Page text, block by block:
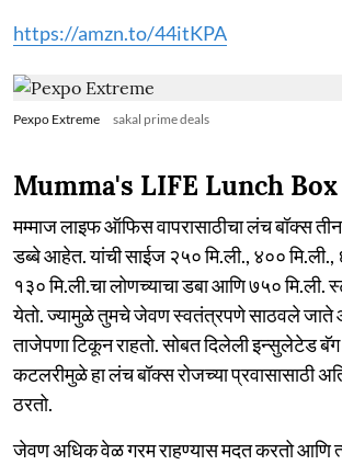
https://amzn.to/44itKPA
Pexpo Extreme sakal prime deals
Mumma's LIFE Lunch Box
मम्माज लाइफ ऑफिस वापरासाठीचा लंच बॉक्स
डब्बे आहेत. यांची साईज २५० मि.ली., ४००
१३० मि.ली.चा लोणच्याचा डबा आणि ७५० मि.ली.
येतो. ज्यामुळे तुमचे जेवण स्वतंत्रपणे साठवले जाते
ताजेपणा टिकून राहतो. सोबत दिलेली इन्सुलेटेड
कटलरीमुळे हा लंच बॉक्स रोजच्या प्रवासासाठी
ठरतो.
जेवण अधिक वेळ गरम राहण्यास मदत करतो आणि